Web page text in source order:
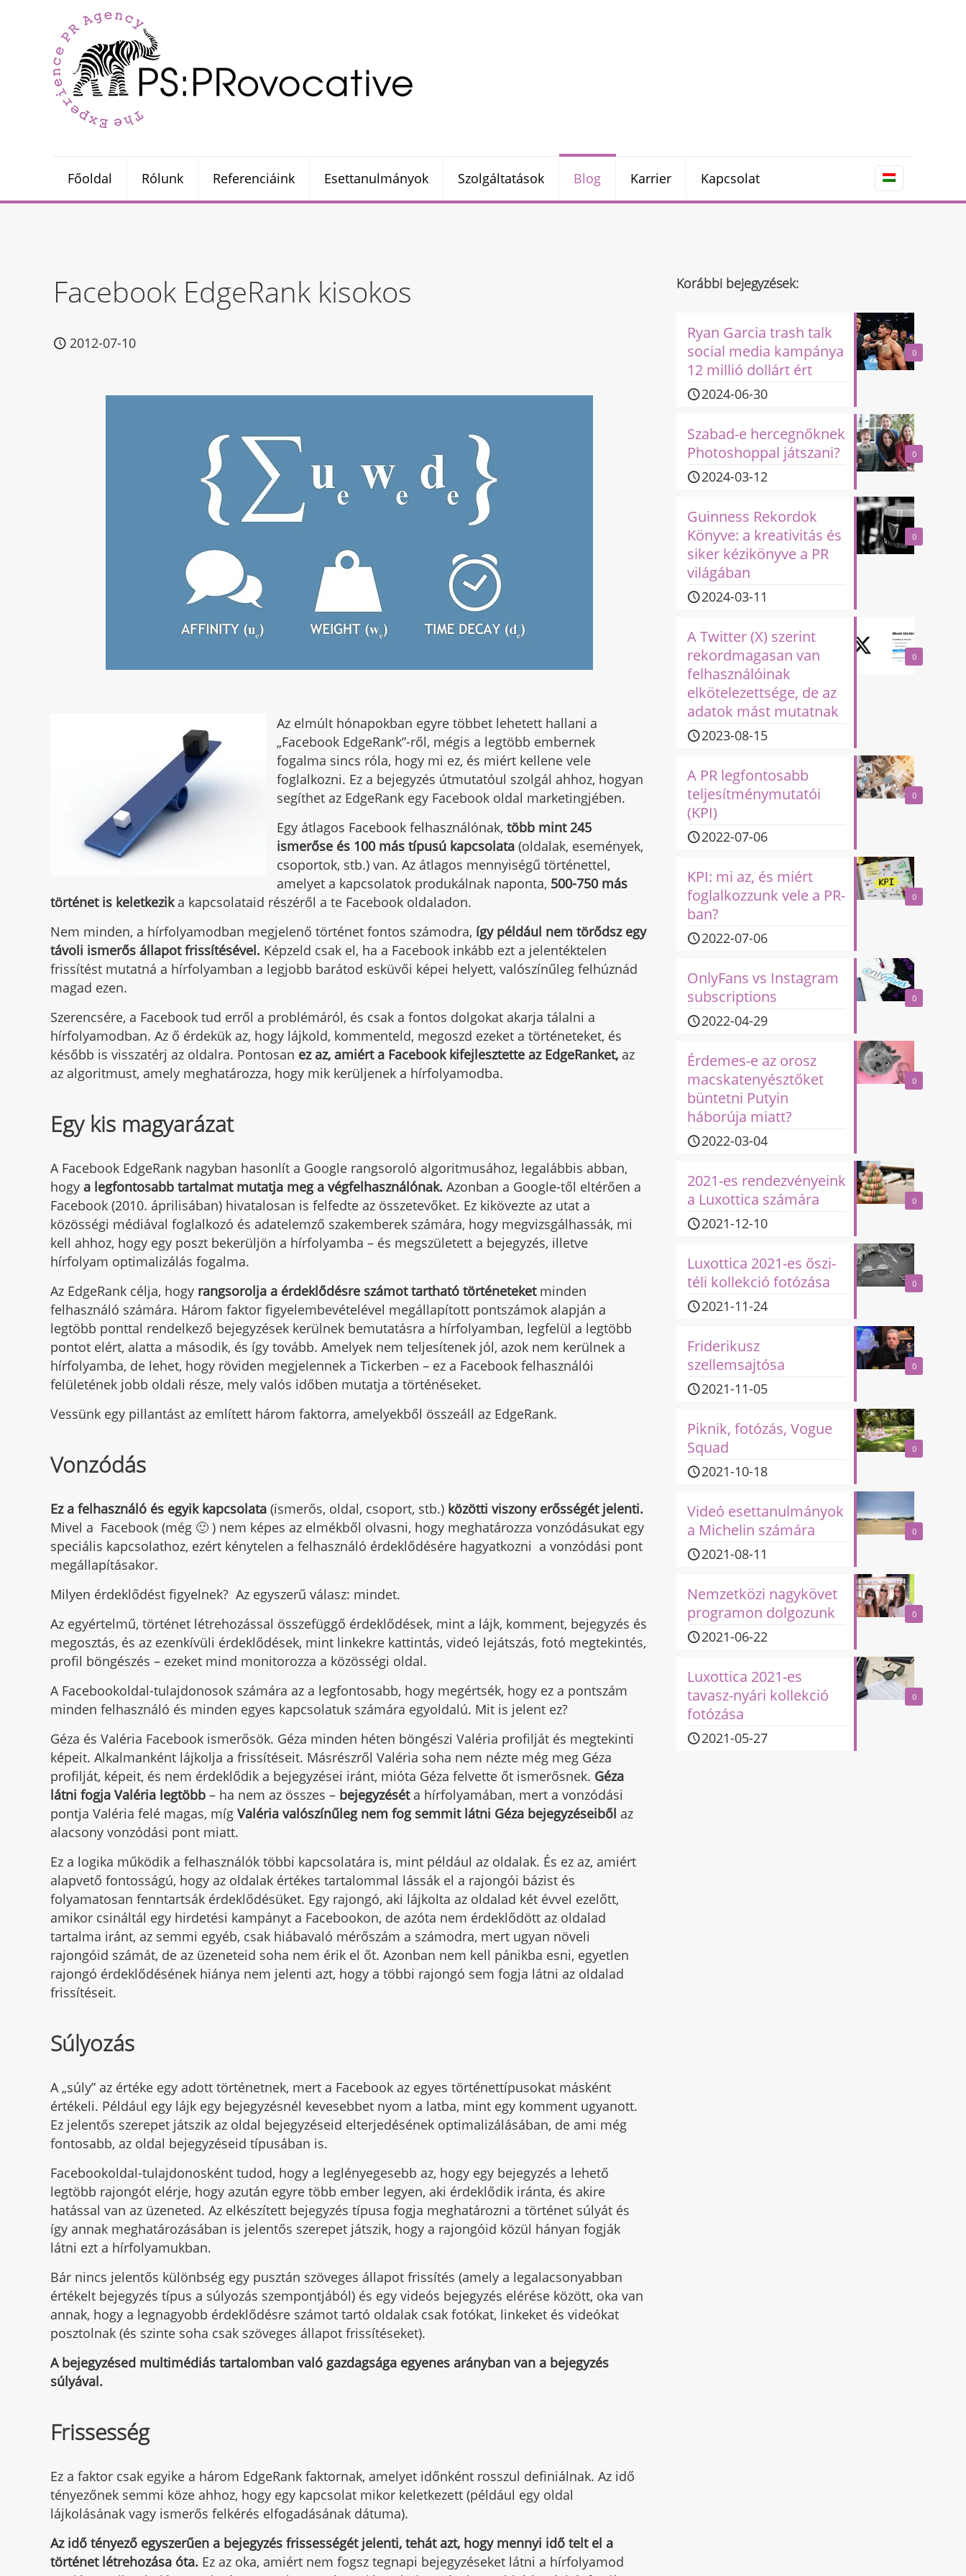
Főoldal Rólunk Referenciáink Esettanulmányok Szolgáltatások Blog Karrier Kapcsolat
Facebook EdgeRank kisokos
2012-07-10
Az elmúlt hónapokban egyre többet lehetett hallani a
„Facebook EdgeRank”-ről, mégis a legtöbb embernek
fogalma sincs róla, hogy mi ez, és miért kellene vele
foglalkozni. Ez a bejegyzés útmutatóul szolgál ahhoz, hogyan
segíthet az EdgeRank egy Facebook oldal marketingjében.
Egy átlagos Facebook felhasználónak,több mint 245
ismerőse és 100 más típusú kapcsolata (oldalak, események,
csoportok, stb.) van. Az átlagos mennyiségű történettel,
amelyet a kapcsolatok produkálnak naponta, 500-750 más
történet is keletkezika kapcsolataid részéről a te Facebook oldaladon.
Nem minden, a hírfolyamodban megjelenő történet fontos számodra, így például nem törődsz egy
távoli ismerős állapot frissítésével. Képzeld csak el, ha a Facebook inkább ezt a jelentéktelen
frissítést mutatná a hírfolyamban a legjobb barátod esküvői képei helyett, valószínűleg felhúznád
magad ezen.
Szerencsére, a Facebook tud erről a problémáról, és csak a fontos dolgokat akarja tálalni a
hírfolyamodban. Az ő érdekük az, hogy lájkold, kommenteld, megoszd ezeket a történeteket, és
később is visszatérj az oldalra. Pontosan ez az, amiért a Facebook kifejlesztette az EdgeRanket, az
az algoritmust, amely meghatározza, hogy mik kerüljenek a hírfolyamodba.
Egy kis magyarázat
A Facebook EdgeRank nagyban hasonlít a Google rangsoroló algoritmusához, legalábbis abban,
hogya legfontosabb tartalmat mutatja meg a végfelhasználónak. Azonban a Google-től eltérően a
Facebook (2010. áprilisában) hivatalosan is felfedte az összetevőket. Ez kikövezte az utat a
közösségi médiával foglalkozó és adatelemző szakemberek számára, hogy megvizsgálhassák, mi
kell ahhoz, hogy egy poszt bekerüljön a hírfolyamba – és megszületett a bejegyzés, illetve
hírfolyam optimalizálás fogalma.
Az EdgeRank célja, hogy rangsorolja a érdeklődésre számot tartható történeteketminden
felhasználó számára. Három faktor figyelembevételével megállapított pontszámok alapján a
legtöbb ponttal rendelkező bejegyzések kerülnek bemutatásra a hírfolyamban, legfelül a legtöbb
pontot elért, alatta a második, és így tovább. Amelyek nem teljesítenek jól, azok nem kerülnek a
hírfolyamba, de lehet, hogy röviden megjelennek a Tickerben – ez a Facebook felhasználói
felületének jobb oldali része, mely valós időben mutatja a történéseket.
Vessünk egy pillantást az említett három faktorra, amelyekből összeáll az EdgeRank.
Vonzódás
Ez a felhasználó és egyik kapcsolata (ismerős, oldal, csoport, stb.) közötti viszony erősségét jelenti.
Mivel a Facebook (még 🙂 ) nem képes az elmékből olvasni, hogy meghatározza vonzódásukat egy
speciális kapcsolathoz, ezért kénytelen a felhasználó érdeklődésére hagyatkozni a vonzódási pont
megállapításakor.
Milyen érdeklődést figyelnek? Az egyszerű válasz: mindet.
Az egyértelmű, történet létrehozással összefüggő érdeklődések, mint a lájk, komment, bejegyzés és
megosztás, és az ezenkívüli érdeklődések, mint linkekre kattintás, videó lejátszás, fotó megtekintés,
profil böngészés – ezeket mind monitorozza a közösségi oldal.
A Facebookoldal-tulajdonosok számára az a legfontosabb, hogy megértsék, hogy ez a pontszám
minden felhasználó és minden egyes kapcsolatuk számára egyoldalú. Mit is jelent ez?
Géza és Valéria Facebook ismerősök. Géza minden héten böngészi Valéria profilját és megtekinti
képeit. Alkalmanként lájkolja a frissítéseit. Másrészről Valéria soha nem nézte még meg Géza
profilját, képeit, és nem érdeklődik a bejegyzései iránt, mióta Géza felvette őt ismerősnek. Géza
látni fogja Valéria legtöbb – ha nem az összes – bejegyzéséta hírfolyamában, mert a vonzódási
pontja Valéria felé magas, mígValéria valószínűleg nem fog semmit látni Géza bejegyzéseiből az
alacsony vonzódási pont miatt.
Ez a logika működik a felhasználók többi kapcsolatára is, mint például az oldalak. És ez az, amiért
alapvető fontosságú, hogy az oldalak értékes tartalommal lássák el a rajongói bázist és
folyamatosan fenntartsák érdeklődésüket. Egy rajongó, aki lájkolta az oldalad két évvel ezelőtt,
amikor csináltál egy hirdetési kampányt a Facebookon, de azóta nem érdeklődött az oldalad
tartalma iránt, az semmi egyéb, csak hiábavaló mérőszám a számodra, mert ugyan növeli
rajongóid számát, de az üzeneteid soha nem érik el őt. Azonban nem kell pánikba esni, egyetlen
rajongó érdeklődésének hiánya nem jelenti azt, hogy a többi rajongó sem fogja látni az oldalad
frissítéseit.
Súlyozás
A „súly” az értéke egy adott történetnek, mert a Facebook az egyes történettípusokat másként
értékeli. Például egy lájk egy bejegyzésnél kevesebbet nyom a latba, mint egy komment ugyanott.
Ez jelentős szerepet játszik az oldal bejegyzéseid elterjedésének optimalizálásában, de ami még
fontosabb, az oldal bejegyzéseid típusában is.
Facebookoldal-tulajdonosként tudod, hogy a leglényegesebb az, hogy egy bejegyzés a lehető
legtöbb rajongót elérje, hogy azután egyre több ember legyen, aki érdeklődik iránta, és akire
hatással van az üzeneted. Az elkészített bejegyzés típusa fogja meghatározni a történet súlyát és
így annak meghatározásában is jelentős szerepet játszik, hogy a rajongóid közül hányan fogják
látni ezt a hírfolyamukban.
Bár nincs jelentős különbség egy pusztán szöveges állapot frissítés (amely a legalacsonyabban
értékelt bejegyzés típus a súlyozás szempontjából) és egy videós bejegyzés elérése között, oka van
annak, hogy a legnagyobb érdeklődésre számot tartó oldalak csak fotókat, linkeket és videókat
posztolnak (és szinte soha csak szöveges állapot frissítéseket).
A bejegyzésed multimédiás tartalomban való gazdagsága egyenes arányban van a bejegyzés
súlyával.
Frissesség
Ez a faktor csak egyike a három EdgeRank faktornak, amelyet időnként rosszul definiálnak. Az idő
tényezőnek semmi köze ahhoz, hogy egy kapcsolat mikor keletkezett (például egy oldal
lájkolásának vagy ismerős felkérés elfogadásának dátuma).
Az idő tényező egyszerűen a bejegyzés frissességét jelenti, tehát azt, hogy mennyi idő telt el a
történet létrehozása óta. Ez az oka, amiért nem fogsz tegnapi bejegyzéseket látni a hírfolyamod
Korábbi bejegyzések:
0
Ryan Garcia trash talk
social media kampánya
12 millió dollárt ért
2024-06-30
0
Szabad-e hercegnőknek
Photoshoppal játszani?
2024-03-12
0
Guinness Rekordok
Könyve: a kreativitás és
siker kézikönyve a PR
világában
2024-03-11
0
A Twitter (X) szerint
rekordmagasan van
felhasználóinak
elkötelezettsége, de az
adatok mást mutatnak
2023-08-15
0
A PR legfontosabb
teljesítménymutatói
(KPI)
2022-07-06
0
KPI: mi az, és miért
foglalkozzunk vele a PR-
ban?
2022-07-06
0
OnlyFans vs Instagram
subscriptions
2022-04-29
0
Érdemes-e az orosz
macskatenyésztőket
büntetni Putyin
háborúja miatt?
2022-03-04
0
2021-es rendezvényeink
a Luxottica számára
2021-12-10
0
Luxottica 2021-es őszi-
téli kollekció fotózása
2021-11-24
0
Friderikusz
szellemsajtósa
2021-11-05
0
Piknik, fotózás, Vogue
Squad
2021-10-18
0
Videó esettanulmányok
a Michelin számára
2021-08-11
0
Nemzetközi nagykövet
programon dolgozunk
2021-06-22
0
Luxottica 2021-es
tavasz-nyári kollekció
fotózása
2021-05-27